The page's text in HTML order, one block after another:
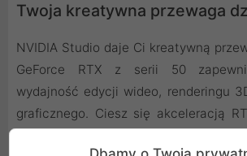
Twoja kreatywna przewaga
NVIDIA Studio daje Ci kreatywną
GeForce RTX z serii 50
wydajność edycji wideo, renderingu
graficznego. Ciesz się akceleracją